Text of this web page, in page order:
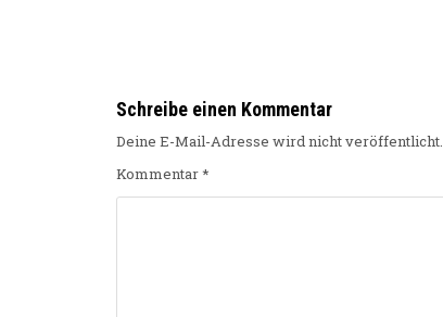
Schreibe einen Kommentar
Deine E-Mail-Adresse wird nicht veröffentlicht.
Kommentar*